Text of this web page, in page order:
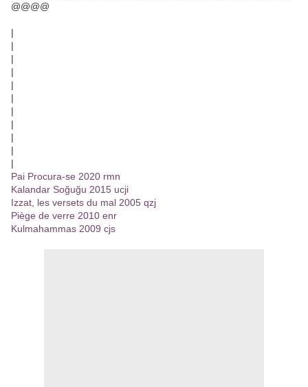
@@@@
|
|
|
|
|
|
|
|
|
|
|
Pai Procura-se 2020 rmn
Kalandar Soğuğu 2015 ucji
Izzat, les versets du mal 2005 qzj
Piège de verre 2010 enr
Kulmahammas 2009 cjs